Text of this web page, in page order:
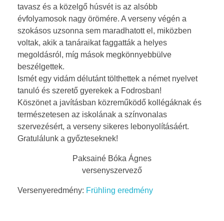
e
r
s
e
n
y
tavasz és a közelgő húsvét is az alsóbb
évfolyamosok nagy örömére. A verseny végén a
szokásos uzsonna sem maradhatott el, miközben
voltak, akik a tanáraikat faggatták a helyes
megoldásról, míg mások megkönnyebbülve
beszélgettek.
Ismét egy vidám délutánt tölthettek a német nyelvet
tanuló és szerető gyerekek a Fodrosban!
Köszönet a javításban közreműködő kollégáknak és
természetesen az iskolának a színvonalas
szervezésért, a verseny sikeres lebonyolításáért.
Gratulálunk a győzteseknek!
Paksainé Bóka Ágnes
versenyszervező
Versenyeredmény: Frühling eredmény